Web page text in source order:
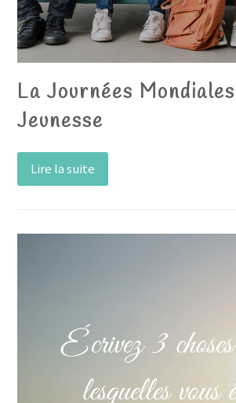
La Journées
Jeunesse
Lire la suite